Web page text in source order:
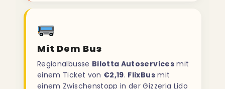
Mit Dem Bus
Regionalbusse Bilotta Autoservicesmit
einem Ticket von €2,19. FlixBusmit
einem Zwischenstopp in der Gizzeria Lido